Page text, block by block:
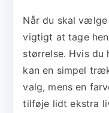
Når du skal
vigtigt at tage
størrelse. Hvis du
kan en simpel
valg, mens en
tilføje lidt ekstra